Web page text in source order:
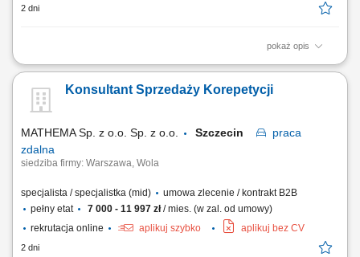
2 dni
pokaż opis
Główny zakres obowiązków: przygotowanie kompleksowych ofert
bezpośrednia obsługa klientów w oddziale.
Konsultant Sprzedaży Korepetycji
MATHEMA Sp. z o.o. Sp. z o.o. Szczecin
praca
zdalna
siedziba firmy: Warszawa, Wola
specjalista / specjalistka (mid)
umowa zlecenie / kontrakt B2B
pełny etat
7 000 - 11 997 zł/ mies. (w zal. od umowy)
rekrutacja online
aplikuj szybko aplikuj bez CV
2 dni